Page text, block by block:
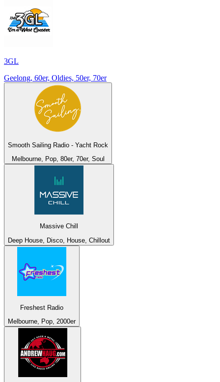
3GL
Geelong, 60er, Oldies, 50er, 70er
Smooth Sailing Radio - Yacht Rock
Melbourne, Pop, 80er, 70er, Soul
Massive Chill
Deep House, Disco, House, Chillout
Freshest Radio
Melbourne, Pop, 2000er